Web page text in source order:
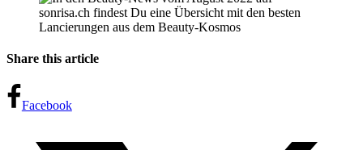
Share this article
Facebook